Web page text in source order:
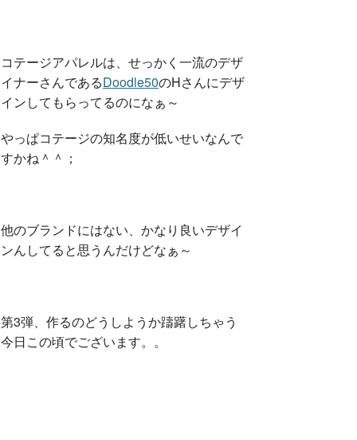
コテージアパレルは、せっかく一流のデザ
イナーさんであるDoodle50のHさんにデザ
インしてもらってるのになぁ～
やっぱコテージの知名度が低いせいなんで
すかね＾＾；
他のブランドにはない、かなり良いデザイ
ンんしてると思うんだけどなぁ～
第3弾、作るのどうしようか躊躇しちゃう
今日この頃でございます。。